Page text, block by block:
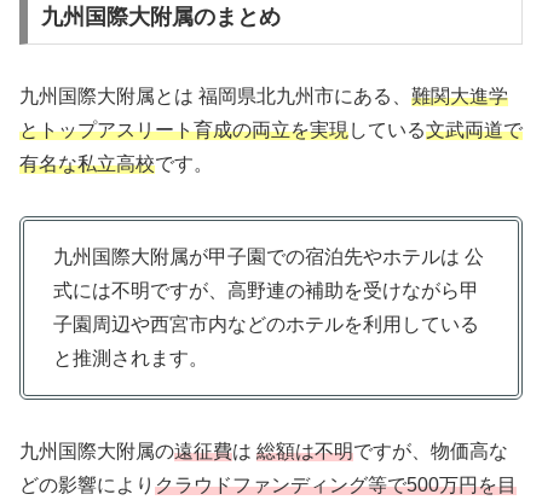
九州国際大附属のまとめ
九州国際大附属とは 福岡県北九州市にある、 難関大進学
とトップアスリート育成の両立を実現している文武両道で
有名な私立高校です。
九州国際大附属が甲子園での宿泊先やホテルは 公
式には不明ですが、高野連の補助を受けながら甲
子園周辺や西宮市内などのホテルを利用している
と推測されます。
九州国際大附属の遠征費は 総額は不明ですが、物価高な
どの影響により クラウドファンディング等で500万円を目